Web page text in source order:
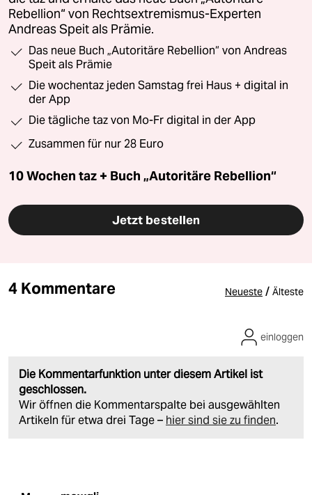
Rebellion“ von Rechtsextremismus-Experten
Andreas Speit als Prämie.
Das neue Buch „Autoritäre Rebellion“ von Andreas
Speit als Prämie
Die wochentaz jeden Samstag frei Haus + digital in
der App
Die tägliche taz von Mo-Fr digital in der App
Zusammen für nur 28 Euro
10 Wochen taz + Buch „Autoritäre Rebellion“
Jetzt bestellen
4 Kommentare Neueste / Älteste
Die Kommentarfunktion unter diesem Artikel ist
geschlossen.
Wir öffnen die Kommentarspalte bei ausgewählten
Artikeln für etwa drei Tage – hier sind sie zu finden.
einloggen